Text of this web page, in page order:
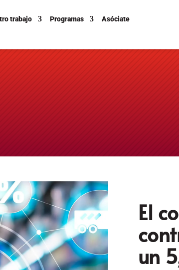
trabajo Programas Asóciate
El
un